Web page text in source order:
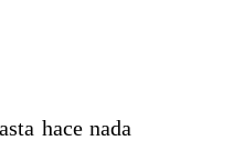
hace nada